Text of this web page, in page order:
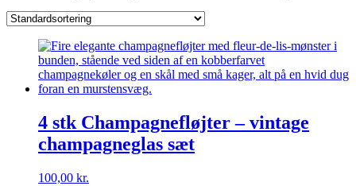
4 stk Champagnefløjter – vintage
champagneglas sæt
100,00 kr.